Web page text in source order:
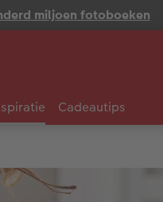
miljoen fotoboeken
Cadeautips